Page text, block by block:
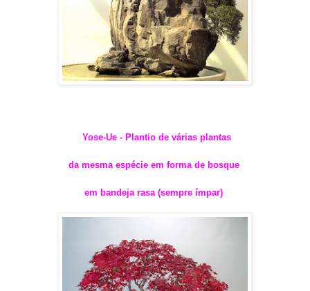
Yose-Ue - Plantio de várias plantas
da mesma espécie em forma de bosque
em bandeja rasa (sempre ímpar)